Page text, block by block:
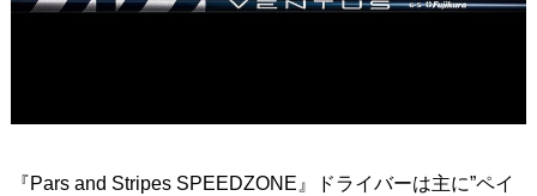
『Pars and Stripes SPEEDZONE』ドライバーは主に”ペイ